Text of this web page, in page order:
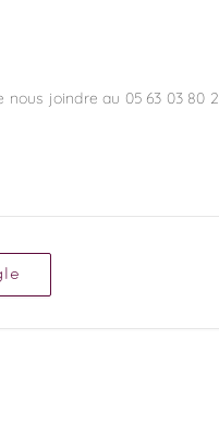
joindre au 05 63 03 80